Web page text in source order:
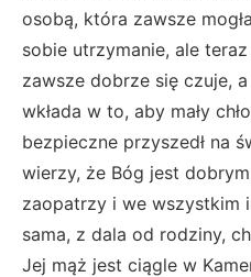
osobą, która zawsze
sobie utrzymanie, ale
zawsze dobrze się czuje,
wkłada w to, aby mały
bezpieczne przyszedł na
wierzy, że Bóg jest
zaopatrzy i we wszystkim
sama, z dala od rodziny,
Jej mąż jest ciągle w